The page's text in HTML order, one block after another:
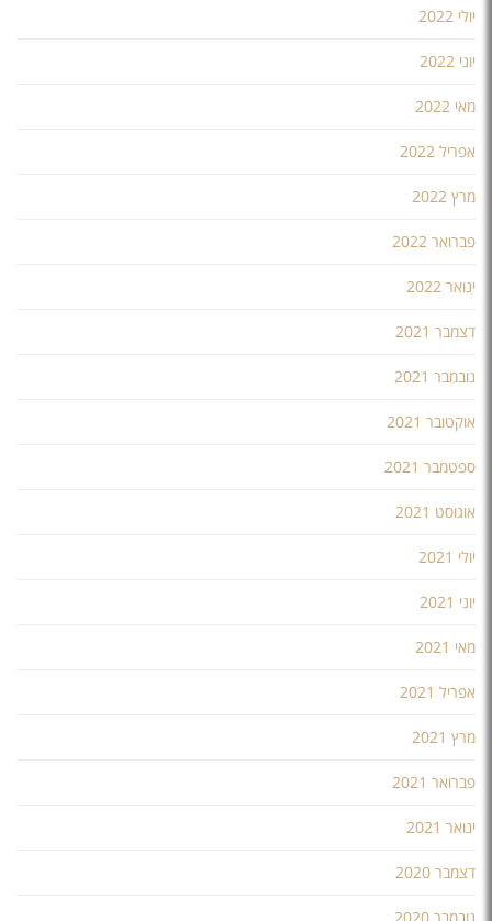
יולי 2022
יוני 2022
מאי 2022
אפריל 2022
מרץ 2022
פברואר 2022
ינואר 2022
דצמבר 2021
נובמבר 2021
אוקטובר 2021
ספטמבר 2021
אוגוסט 2021
יולי 2021
יוני 2021
מאי 2021
אפריל 2021
מרץ 2021
פברואר 2021
ינואר 2021
דצמבר 2020